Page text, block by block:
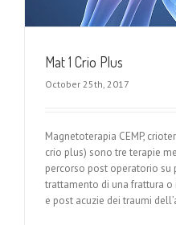
Mat 1 Crio Plus
October 25th, 2017
Magnetoterapia CEMP,
crio plus) sono tre terapie
percorso post operatorio
trattamento di una frattura o
e post acuzie dei traumi